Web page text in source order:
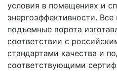
условия в помещениях и
энергоэффективности.
подъемные ворота
соответствии с
стандартами качества и
соответствующими